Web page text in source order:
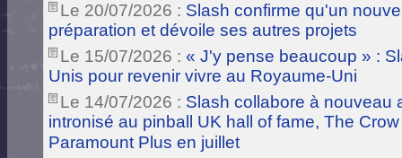
Le 20/07/2026 : Slash confirme qu'un
préparation et dévoile ses autres projets
Le 15/07/2026 : « J'y pense beaucoup » :
Unis pour revenir vivre au Royaume-Uni
Le 14/07/2026 : Slash collabore à nouveau
intronisé au pinball UK hall of fame, The
Paramount Plus en juillet